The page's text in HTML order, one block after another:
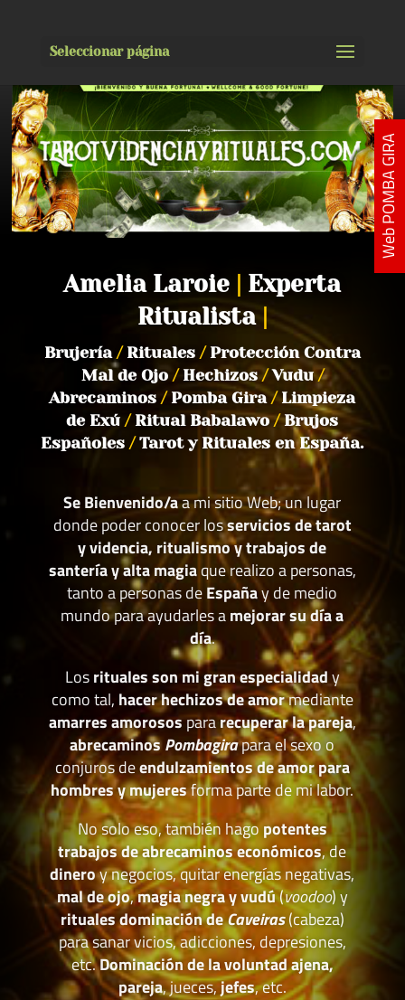
Seleccionar página
Amelia Laroie
Experta
Ritualista
Brujería /Rituales /Protección Contra
Mal de Ojo /Hechizos/Vudu/
Abrecaminos/Pomba Gira/Limpieza
de Exú/Ritual Babalawo/Brujos
Españoles/Tarot y Rituales en España.
Se Bienvenido/aa mi sitio Web; un lugar
donde poder conocer losservicios de tarot
y videncia, ritualismo y trabajos de
santería y alta magiaque realizo a personas,
tanto a personas deEspañay de medio
mundo para ayudarles amejorar su día a
día.
Losrituales son mi gran especialidady
como tal, hacer hechizos de amormediante
amarres amorosospararecuperar la pareja,
abrecaminosPombagirapara el sexo o
conjuros deendulzamientos de amor para
hombres y mujeresforma parte de mi labor.
No solo eso, también hagopotentes
trabajos de abrecaminos económicos, de
dineroy negocios, quitar energías negativas,
mal de ojo,magia negra y vudú(voodoo) y
rituales dominación deCaveiras(cabeza)
para sanar vicios, adicciones, depresiones,
etc.Dominación de la voluntad ajena,
pareja, jueces,jefes, etc.
Web POMBA GIRA